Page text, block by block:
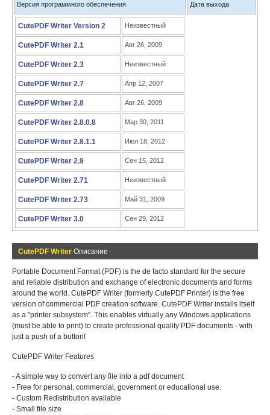
Версия программного обеспечения Дата выхода
CutePDF Writer Version 2 Неизвестный
CutePDF Writer 2.1 Авг 26, 2009
CutePDF Writer 2.3 Неизвестный
CutePDF Writer 2.7 Апр 12, 2007
CutePDF Writer 2.8 Авг 26, 2009
CutePDF Writer 2.8.0.8 Мар 30, 2011
CutePDF Writer 2.8.1.1 Июл 18, 2012
CutePDF Writer 2.9 Сен 15, 2012
CutePDF Writer 2.71 Неизвестный
CutePDF Writer 2.73 Май 31, 2009
CutePDF Writer 3.0 Сен 29, 2012
CutePDF Writer Описание
Portable Document Format (PDF) is the de facto standard for the secure
and reliable distribution and exchange of electronic documents and forms
around the world. CutePDF Writer (formerly CutePDF Printer) is the free
version of commercial PDF creation software. CutePDF Writer installs itself
as a "printer subsystem". This enables virtually any Windows applications
(must be able to print) to create professional quality PDF documents - with
just a push of a button!
CutePDF Writer Features
- A simple way to convert any file into a pdf document
- Free for personal, commercial, government or educational use.
- Custom Redistribution available
- Small file size